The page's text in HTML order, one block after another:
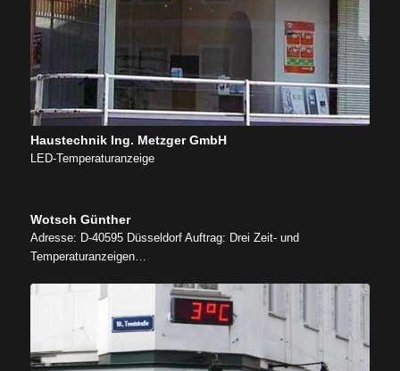
Haustechnik Ing. Metzger GmbH
LED-Temperaturanzeige
Wotsch Günther
Adresse: D-40595 Düsseldorf Auftrag: Drei Zeit- und
Temperaturanzeigen…